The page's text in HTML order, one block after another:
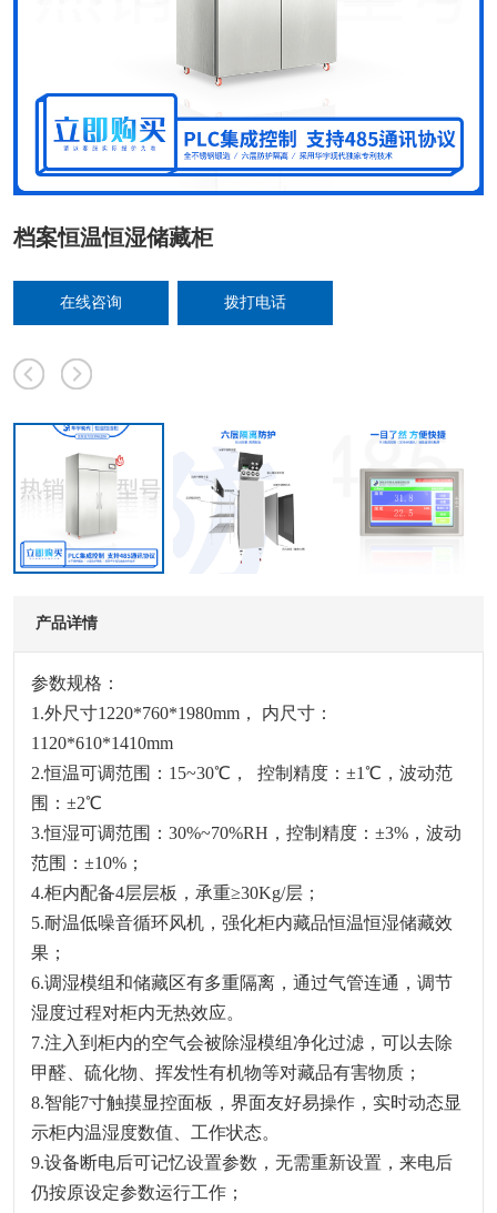
档案恒温恒湿储藏柜
在线咨询 拨打电话
产品详情
参数规格：
1.外尺寸1220*760*1980mm， 内尺寸：
1120*610*1410mm
2.恒温可调范围： 15~30℃， 控制精度： ±1℃，波动范
围：±2℃
3.恒湿可调范围： 30%~70%RH，控制精度：±3%，波动
范围：±10%；
4.柜内配备4层层板 ，承重≥30Kg/层；
5.耐温低噪音循环风机，强化柜内藏品恒温恒湿储藏效
果；
6.调湿模组和储藏区有多重隔离，通过气管连通，调节
湿度过程对柜内无热效应。
7.注入到柜内的空气会被除湿模组净化过滤，可以去除
甲醛、硫化物、挥发性有机物等对藏品有害物质；
8.智能7寸触摸显控面板 ，界面友好易操作，实时动态显
示柜内温湿度数值、工作状态。
9.设备断电后可记忆设置参数，无需重新设置，来电后
仍按原设定参数运行工作 ；